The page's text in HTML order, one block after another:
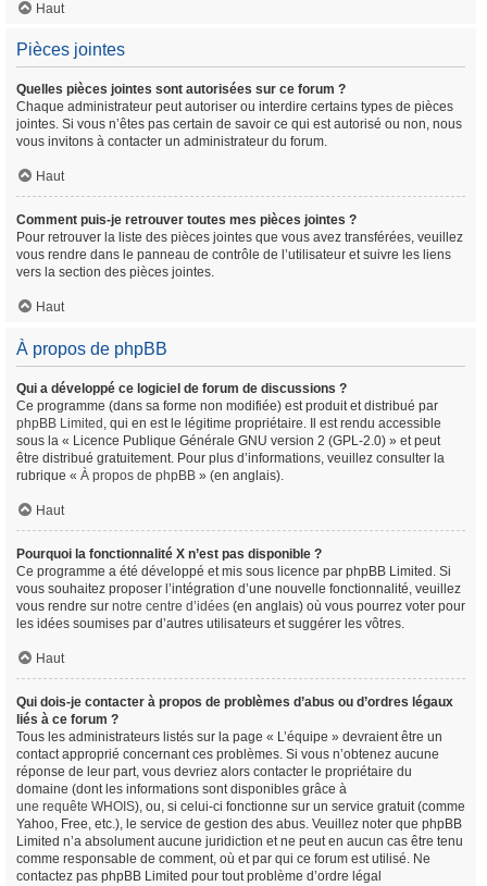
Haut
Pièces jointes
Quelles pièces jointes sont autorisées sur ce forum ?
Chaque administrateur peut autoriser ou interdire certains types de pièces
jointes. Si vous n’êtes pas certain de savoir ce qui est autorisé ou non, nous
vous invitons à contacter un administrateur du forum.
Haut
Comment puis-je retrouver toutes mes pièces jointes ?
Pour retrouver la liste des pièces jointes que vous avez transférées, veuillez
vous rendre dans le panneau de contrôle de l’utilisateur et suivre les liens
vers la section des pièces jointes.
Haut
À propos de phpBB
Qui a développé ce logiciel de forum de discussions ?
Ce programme (dans sa forme non modifiée) est produit et distribué par
phpBB Limited , qui en est le légitime propriétaire. Il est rendu accessible
sous la « Licence Publique Générale GNU version 2 (GPL-2.0) » et peut
être distribué gratuitement. Pour plus d’informations, veuillez consulter la
rubrique « À propos de phpBB » (en anglais).
Haut
Pourquoi la fonctionnalité X n’est pas disponible ?
Ce programme a été développé et mis sous licence par phpBB Limited. Si
vous souhaitez proposer l’intégration d’une nouvelle fonctionnalité, veuillez
vous rendre sur notre centre d’idées (en anglais) où vous pourrez voter pour
les idées soumises par d’autres utilisateurs et suggérer les vôtres.
Haut
Qui dois-je contacter à propos de problèmes d’abus ou d’ordres légaux
liés à ce forum ?
Tous les administrateurs listés sur la page « L’équipe » devraient être un
contact approprié concernant ces problèmes. Si vous n’obtenez aucune
réponse de leur part, vous devriez alors contacter le propriétaire du
domaine (dont les informations sont disponibles grâce à
une requête WHOIS), ou, si celui-ci fonctionne sur un service gratuit (comme
Yahoo, Free, etc.), le service de gestion des abus. Veuillez noter que phpBB
Limited n’a absolument aucune juridiction et ne peut en aucun cas être tenu
comme responsable de comment, où et par qui ce forum est utilisé. Ne
contactez pas phpBB Limited pour tout problème d’ordre légal